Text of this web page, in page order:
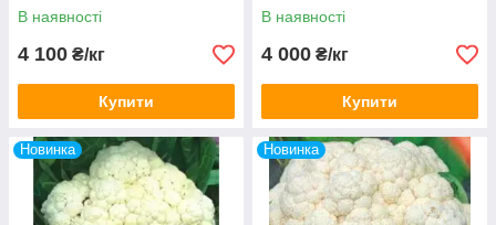
В наявності
4 100 ₴/кг
Купити
В наявності
4 000 ₴/кг
Купити
Новинка Новинка